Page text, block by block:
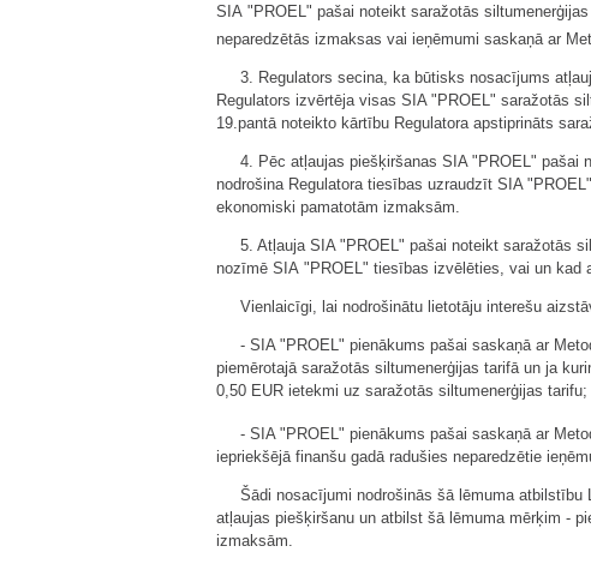
SIA "PROEL" pašai noteikt saražotās
neparedzētās izmaksas vai ieņēmumi saskaņā ar
3. Regulators secina, ka būtisks nosacījums
Regulators izvērtēja visas SIA "PROEL" saražotās
19.pantā noteikto kārtību Regulatora apstiprināts
4. Pēc atļaujas piešķiršanas SIA "PROEL" pašai
nodrošina Regulatora tiesības uzraudzīt SIA
ekonomiski pamatotām izmaksām.
5. Atļauja SIA "PROEL" pašai noteikt saražotās
nozīmē SIA "PROEL" tiesības izvēlēties, vai un kad
Vienlaicīgi, lai nodrošinātu lietotāju interešu
- SIA "PROEL" pienākums pašai saskaņā ar
piemērotajā saražotās siltumenerģijas tarifā un ja
0,50 EUR ietekmi uz saražotās siltumenerģijas tarifu;
- SIA "PROEL" pienākums pašai saskaņā ar
iepriekšējā finanšu gadā radušies neparedzētie
Šādi nosacījumi nodrošinās šā lēmuma
atļaujas piešķiršanu un atbilst šā lēmuma mērķim -
izmaksām.